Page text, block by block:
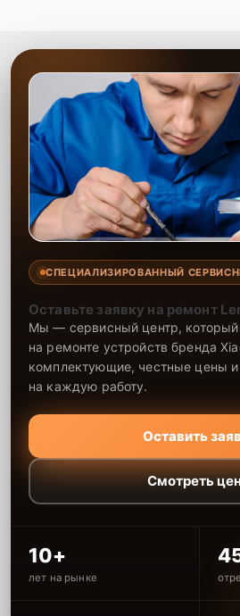
СПЕЦИАЛИЗИРОВАННЫЙ
Оставьте заявку на ремонт
Мы — сервисный центр, который
на ремонте устройств бренда
комплектующие, честные цены и
на каждую работу.
Оставить
Смотреть
10+
лет на рынке